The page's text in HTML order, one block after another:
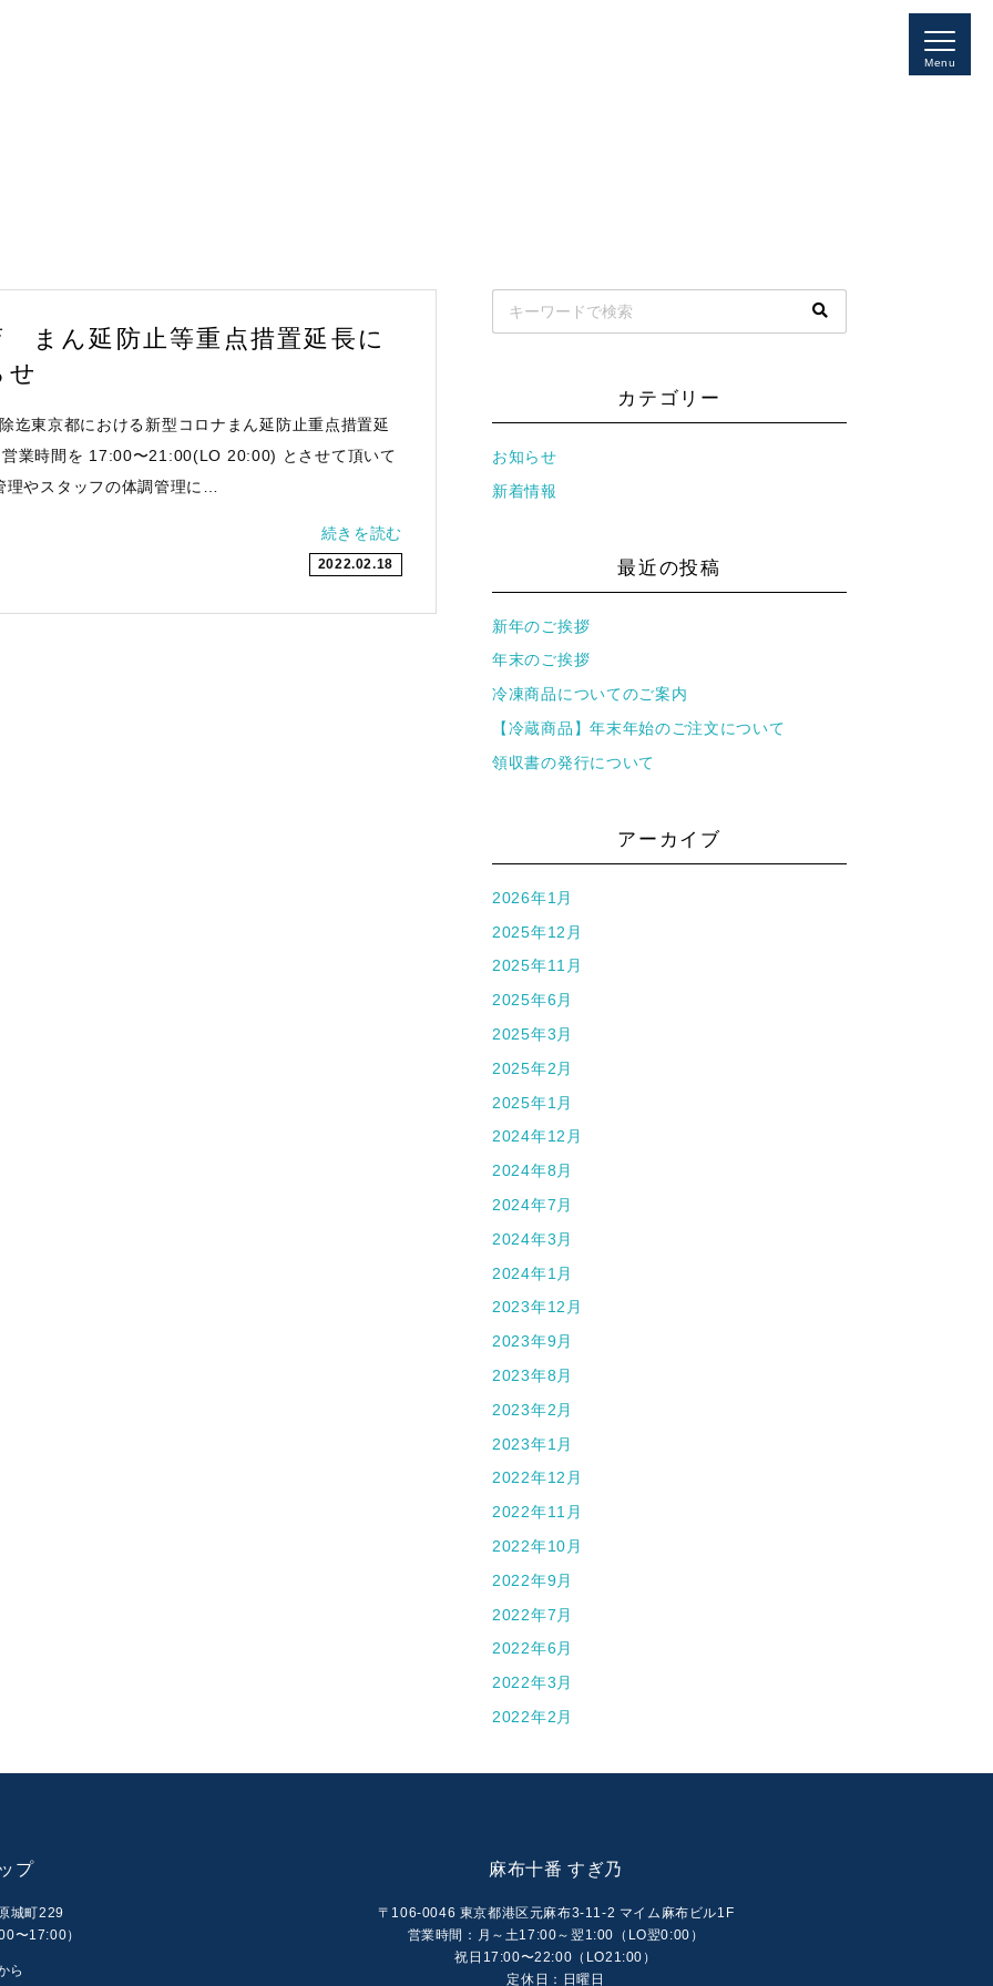
Menu
まん延防止等重点措置延長に
せ
東京都における新型コロナまん延防止重点措置延
業時間を 17:00〜21:00(LO 20:00) とさせて頂いて
理やスタッフの体調管理に…
続きを読む
2022.02.18
カテゴリー
お知らせ
新着情報
最近の投稿
新年のご挨拶
年末のご挨拶
冷凍商品についてのご案内
【冷蔵商品】年末年始のご注文について
領収書の発行について
アーカイブ
2026年1月
2025年12月
2025年11月
2025年6月
2025年3月
2025年2月
2025年1月
2024年12月
2024年8月
2024年7月
2024年3月
2024年1月
2023年12月
2023年9月
2023年8月
2023年2月
2023年1月
2022年12月
2022年11月
2022年10月
2022年9月
2022年7月
2022年6月
2022年3月
2022年2月
プ
城町229
〜17:00）
ら
麻布十番 すぎ乃
〒106-0046 東京都港区元麻布3-11-2 マイム麻布ビル1F
営業時間：月～土17:00～翌1:00（LO翌0:00）
祝日17:00〜22:00（LO21:00）
定休日：日曜日